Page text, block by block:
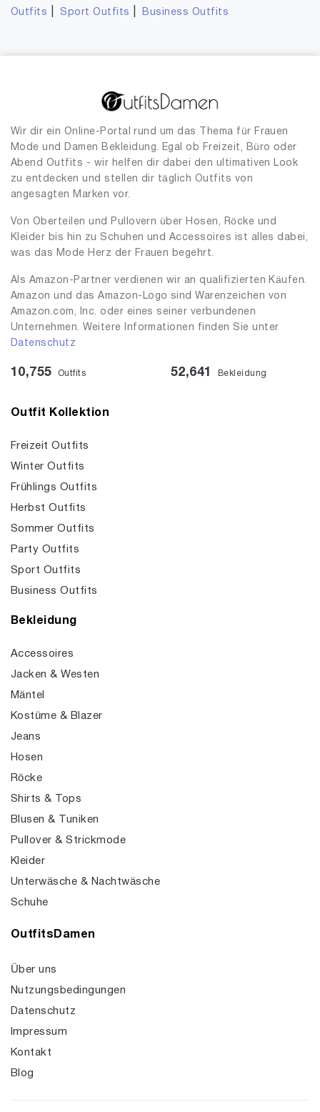
Outfits
Sport Outfits Business Outfits
Wir dir ein Online-Portal rund um das Thema für Frauen
Mode und Damen Bekleidung. Egal ob Freizeit, Büro oder
Abend Outfits - wir helfen dir dabei den ultimativen Look
zu entdecken und stellen dir täglich Outfits von
angesagten Marken vor.
Von Oberteilen und Pullovern über Hosen, Röcke und
Kleider bis hin zu Schuhen und Accessoires ist alles dabei,
was das Mode Herz der Frauen begehrt.
Als Amazon-Partner verdienen wir an qualifizierten Käufen.
Amazon und das Amazon-Logo sind Warenzeichen von
Amazon.com, Inc. oder eines seiner verbundenen
Unternehmen. Weitere Informationen finden Sie unter
Datenschutz
10,755 Outfits 52,641 Bekleidung
Outfit Kollektion
Freizeit Outfits
Winter Outfits
Frühlings Outfits
Herbst Outfits
Sommer Outfits
Party Outfits
Sport Outfits
Business Outfits
Bekleidung
Accessoires
Jacken & Westen
Mäntel
Kostüme & Blazer
Jeans
Hosen
Röcke
Shirts & Tops
Blusen & Tuniken
Pullover & Strickmode
Kleider
Unterwäsche & Nachtwäsche
Schuhe
OutfitsDamen
Über uns
Nutzungsbedingungen
Datenschutz
Impressum
Kontakt
Blog